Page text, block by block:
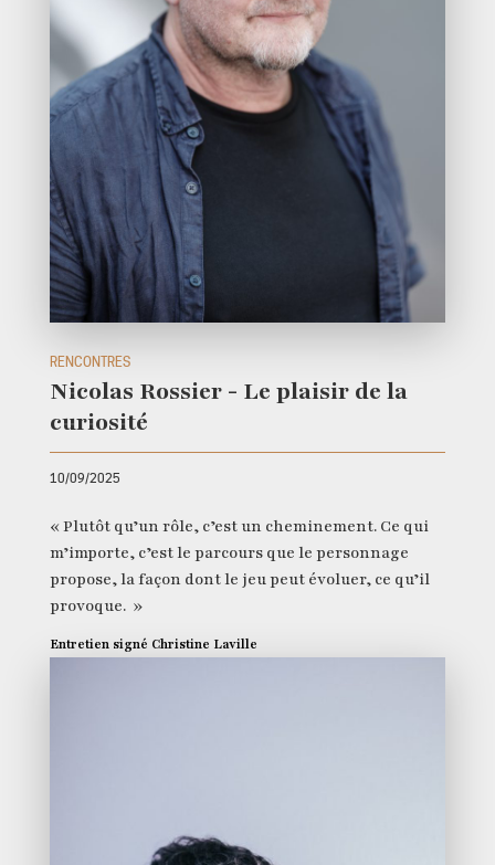
RENCONTRES
Nicolas Rossier - Le plaisir de la
curiosité
10/09/2025
« Plutôt qu’un rôle, c’est un cheminement. Ce qui
m’importe, c’est le parcours que le personnage
propose, la façon dont le jeu peut évoluer, ce qu’il
provoque. »
Entretien signé Christine Laville